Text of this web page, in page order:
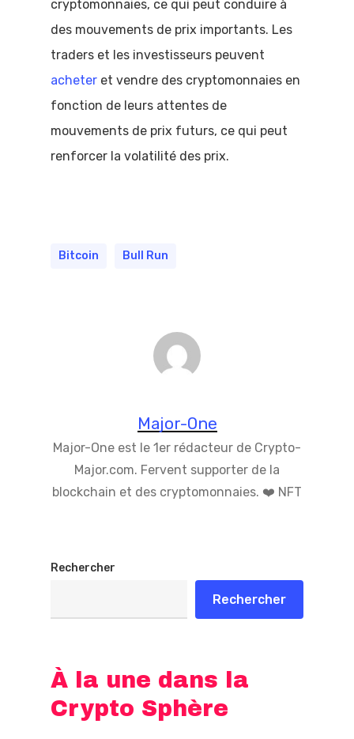
cryptomonnaies, ce qui peut conduire à
des mouvements de prix importants. Les
traders et les investisseurs peuvent
acheter et vendre des cryptomonnaies en
fonction de leurs attentes de
mouvements de prix futurs, ce qui peut
renforcer la volatilité des prix.
Bitcoin Bull Run
Major-One
Major-One est le 1er rédacteur de Crypto-
Major.com. Fervent supporter de la
blockchain et des cryptomonnaies. ❤️ NFT
Rechercher
Rechercher
À la une dans la
Crypto Sphère